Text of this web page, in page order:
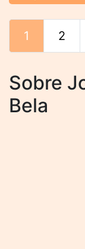
1 2
Sobre
Bela